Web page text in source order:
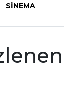
SİNEMA